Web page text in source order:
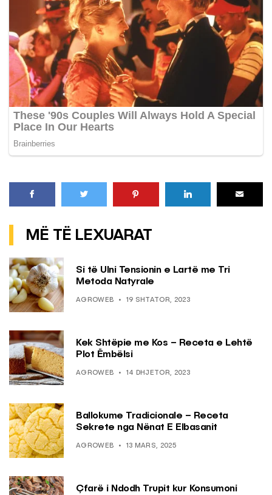
MË TË LEXUARAT
Si të Ulni Tensionin e Lartë me Tri
Metoda Natyrale
AGROWEB 19 SHTATOR, 2023
Kek Shtëpie me Kos – Receta e Lehtë
Plot Ëmbëlsi
AGROWEB 14 DHJETOR, 2023
Ballokume Tradicionale – Receta
Sekrete nga Nënat E Elbasanit
AGROWEB 13 MARS, 2025
Çfarë i Ndodh Trupit kur Konsumoni